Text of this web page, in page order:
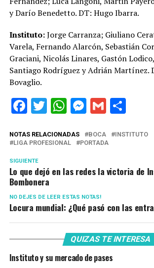
y Darío Benedetto. DT: Hugo Ibarra.
Instituto:Jorge Carranza; Giuliano
Varela, Fernando Alarcón, Sebastián
Graciani, Nicolás Linares, Gastón
Santiago Rodríguez y Adrián Martínez.
Bovaglio.
Facebook
Twitter
WhatsApp
Messenger
Gmail
NOTAS RELACIONADAS BOCA
INSTITUTO
LIGA PROFESIONAL
PORTADA
SIGUIENTE
Lo que dejó en las redes la victoria de
Bombonera
NO DEJES DE LEER ESTAS NOTAS!
Locura mundial: ¿Qué pasó con las
QUIZAS TE INTERESA
Instituto y su mercado de pases